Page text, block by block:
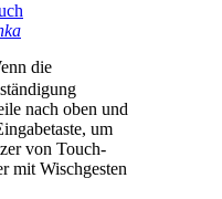
die
nach oben und
um
von Touch-
mit Wischgesten